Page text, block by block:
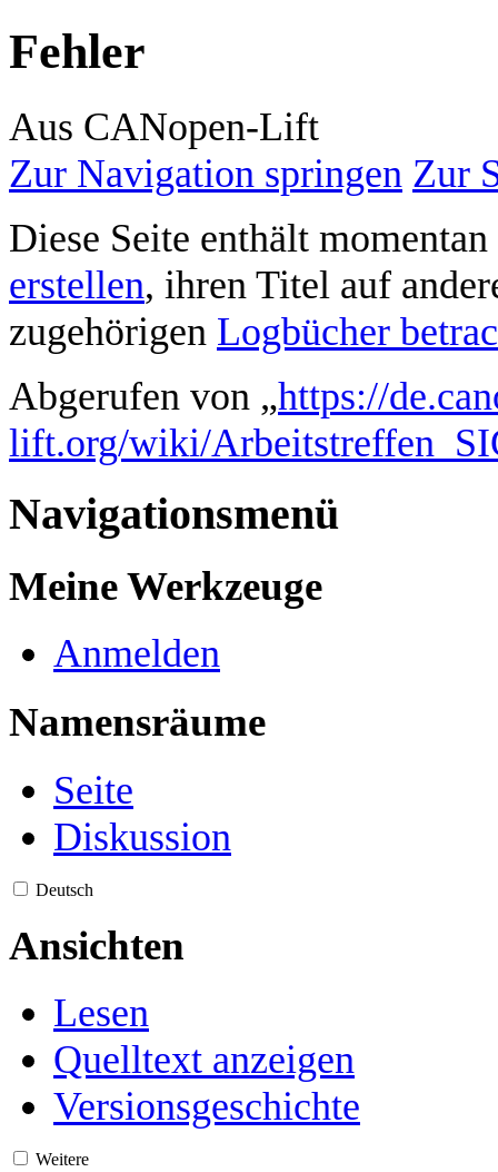
Fehler
Aus CANopen-Lift
Zur Navigation springen Zur
Diese Seite enthält
erstellen, ihren Titel auf
zugehörigen Logbücher
Abgerufen von „https://
lift.org/wiki/
Navigationsmenü
Meine Werkzeuge
Anmelden
Namensräume
Seite
Diskussion
Deutsch
Ansichten
Lesen
Quelltext anzeigen
Versionsgeschichte
Weitere